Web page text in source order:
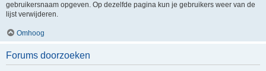
gebruikersnaam opgeven. Op dezelfde pagina kun je gebruikers weer van de
lijst verwijderen.
Omhoog
Forums doorzoeken